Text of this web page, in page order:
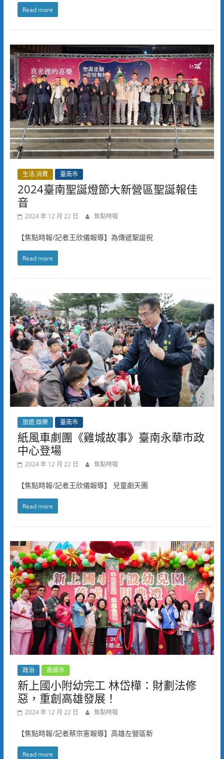
Read more
生活.消費 臺南市
2024臺南聖誕燈節大新營區聖誕報佳
音
2024 年 12 月 22 日 焦點時報
【焦點時報/記者王欣儀報導】為傳遞聖誕祝
Read more
旅遊.娛樂 臺南市
紙風車劇團《雞城故事》臺南永華市政
中心登場
2024 年 12 月 22 日 焦點時報
【焦點時報/記者王欣儀報導】 兒童劇天團
Read more
政治 高雄市
新上國小附幼完工 林岱樺：財劃法修
惡，重創高雄發展！
2024 年 12 月 22 日 焦點時報
【焦點時報/記者蔡宗憲報導】高雄左營區新
Read more